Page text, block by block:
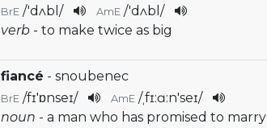
BrE /'dʌbl/ AmE /'dʌbl/
verb - to make twice as big
fiancé - snoubenec
BrE /fɪ'ɒnseɪ/ AmE /ˌfɪ:ɑ:n'seɪ/
noun - a man who has promised to marry